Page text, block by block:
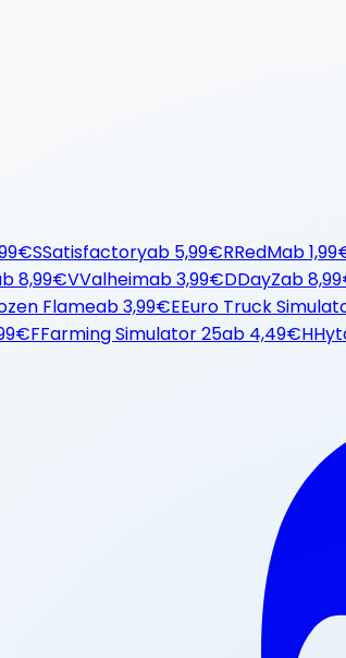
SSatisfactoryab 5,99€RRedMab
8,99€VValheimab3,99€DDayZab
Flameab3,99€EEuro Truck
FFarming Simulator 25ab 4,49€H